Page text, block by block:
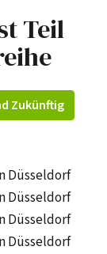
Teil
Zukünftig
Düsseldorf
Düsseldorf
Düsseldorf
Düsseldorf